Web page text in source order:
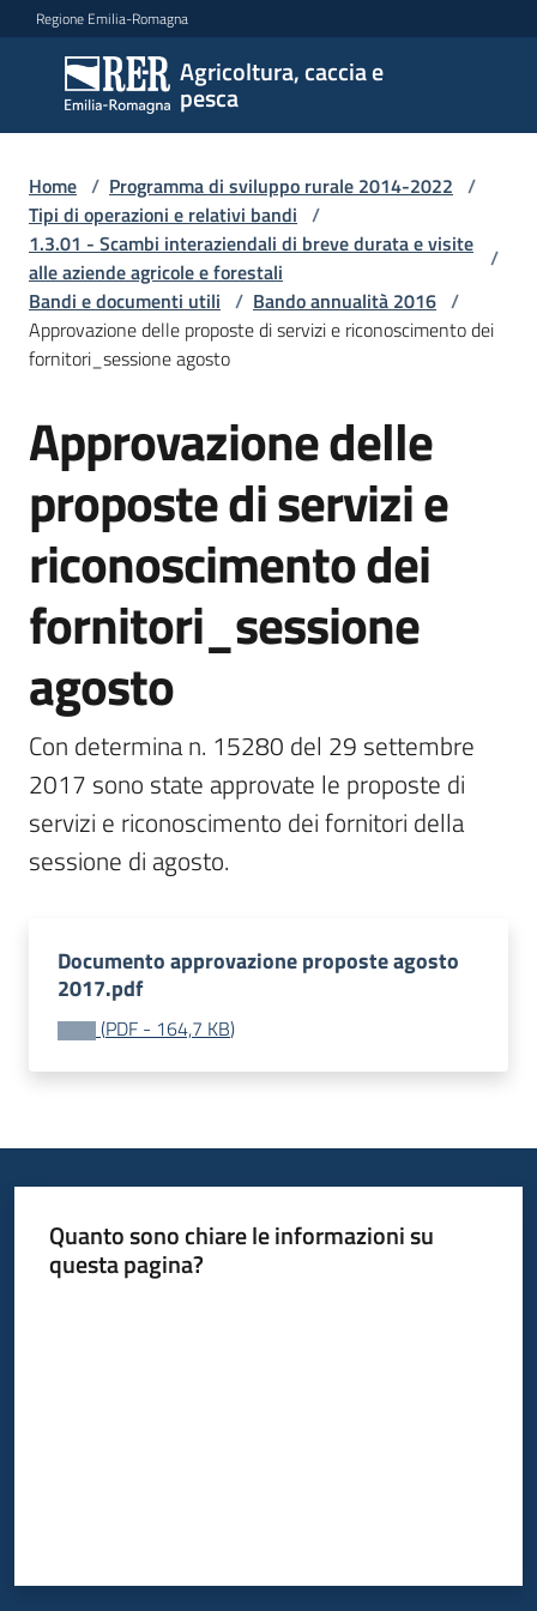
Vai al contenuto
Vai alla navigazione
Vai al footer
Regione Emilia-Romagna
Agricoltura, caccia e
pesca
Agricoltura,
caccia e
pesca
Argomenti
Novità
Servizi
Leggi
atti
bandi
Menu selezionato
Piani
programmi
progetti
Agricoltura
in
Seguici
Home / Programma di sviluppo rurale 2014-2022 /
Tipi di operazioni e relativi bandi /
1.3.01 - Scambi interaziendali di breve durata e visite
alle aziende agricole e forestali
/
Bandi e documenti utili / Bando annualità 2016 /
Approvazione delle proposte di servizi e riconoscimento dei
fornitori_sessione agosto
Approvazione delle
proposte di servizi e
riconoscimento dei
fornitori_sessione
agosto
Con determina n. 15280 del 29 settembre
2017 sono state approvate le proposte di
servizi e riconoscimento dei fornitori della
sessione di agosto.
Documento approvazione proposte agosto
2017.pdf
(PDF - 164,7 KB)
Quanto sono chiare le informazioni su
questa pagina?